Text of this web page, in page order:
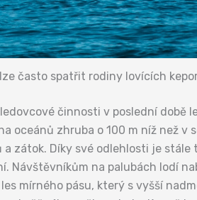
často spatřit rodiny lovících
činnosti v poslední době
oceánů zhruba o 100 m níž než
zátok. Díky své odlehlosti je
Návštěvníkům na palubách lodí
mírného pásu, který s vyšší